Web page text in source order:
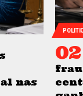
nas